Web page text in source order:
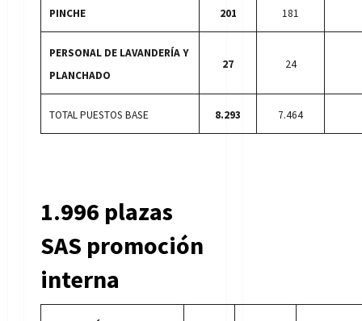
PINCHE 201 181
PERSONAL DE LAVANDERÍA Y
PLANCHADO
27 24
TOTAL PUESTOS BASE 8.293 7.464
1.996 plazas
SAS promoción
interna